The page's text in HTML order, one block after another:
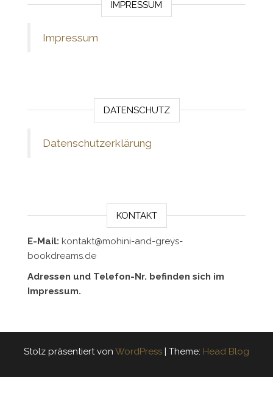
IMPRESSUM
Impressum
DATENSCHUTZ
Datenschutzerklärung
KONTAKT
E-Mail: kontakt@mohini-and-greys-
bookdreams.de
Adressen und Telefon-Nr. befinden sich im
Impressum.
Stolz präsentiert von WordPress | Theme: Head Blog